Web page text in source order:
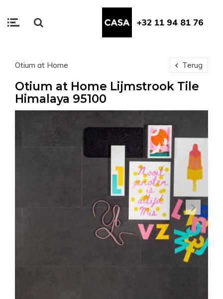
+32 11 94 81 76
Otium at Home Terug
Otium at Home Lijmstrook Tile
Himalaya 95100